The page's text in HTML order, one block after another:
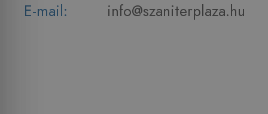
E-mail:
info@szaniterplaza.hu